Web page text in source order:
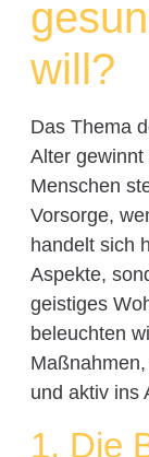
will?
Das Thema
Alter
Menschen
Vorsorge,
handelt sich
Aspekte,
geistiges
beleuchten
und aktiv ins
1. Die